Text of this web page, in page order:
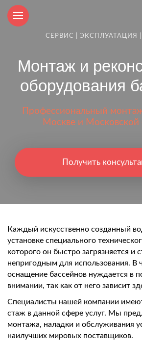
СЕРВИС | ЭКСПЛУАТАЦИЯ |
Монтаж и
оборудования
Профессиональный
Москве и Московской
Получить
Каждый искусственно созданный
установке специального
которого он быстро загрязняется и
непригодным для использования. В
оснащение бассейнов нуждается в
внимании, так как от него зависит
Специалисты нашей компании
стаж в данной сфере услуг. Мы
монтажа, наладки и обслуживания
наилучших мировых поставщиков.